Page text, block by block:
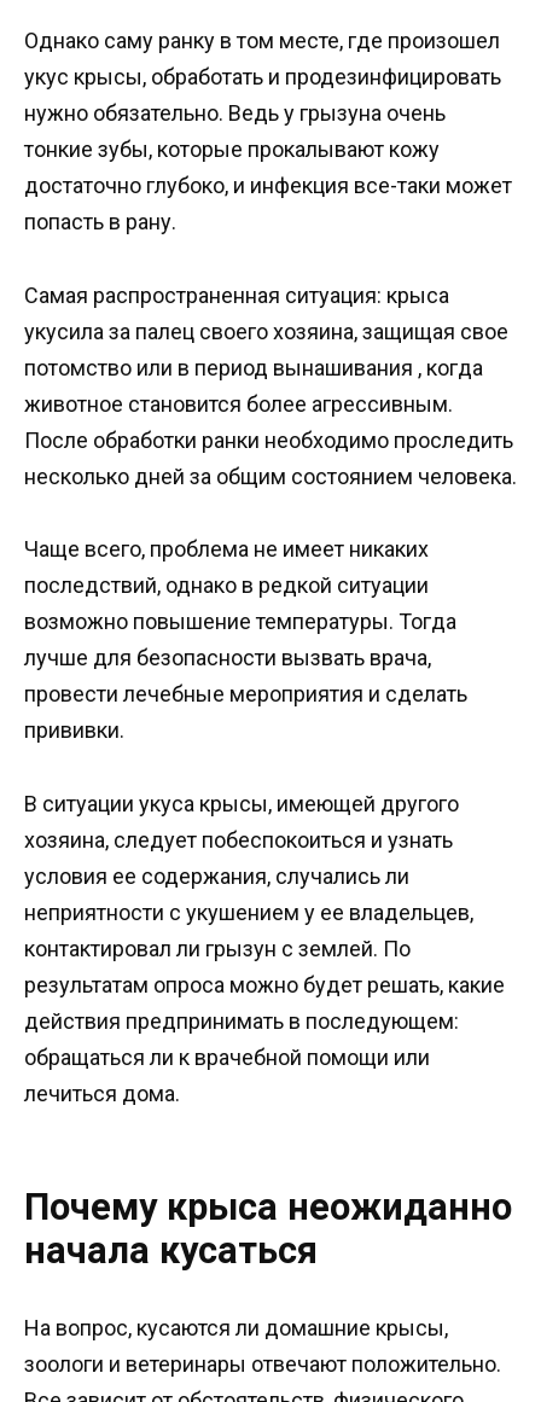
Однако саму ранку в том месте, где произошел
укус крысы, обработать и продезинфицировать
нужно обязательно. Ведь у грызуна очень
тонкие зубы, которые прокалывают кожу
достаточно глубоко, и инфекция все-таки может
попасть в рану.
Самая распространенная ситуация: крыса
укусила за палец своего хозяина, защищая свое
потомство или в период вынашивания , когда
животное становится более агрессивным.
После обработки ранки необходимо проследить
несколько дней за общим состоянием человека.
Чаще всего, проблема не имеет никаких
последствий, однако в редкой ситуации
возможно повышение температуры. Тогда
лучше для безопасности вызвать врача,
провести лечебные мероприятия и сделать
прививки.
В ситуации укуса крысы, имеющей другого
хозяина, следует побеспокоиться и узнать
условия ее содержания, случались ли
неприятности с укушением у ее владельцев,
контактировал ли грызун с землей. По
результатам опроса можно будет решать, какие
действия предпринимать в последующем:
обращаться ли к врачебной помощи или
лечиться дома.
Почему крыса неожиданно
начала кусаться
На вопрос, кусаются ли домашние крысы,
зоологи и ветеринары отвечают положительно.